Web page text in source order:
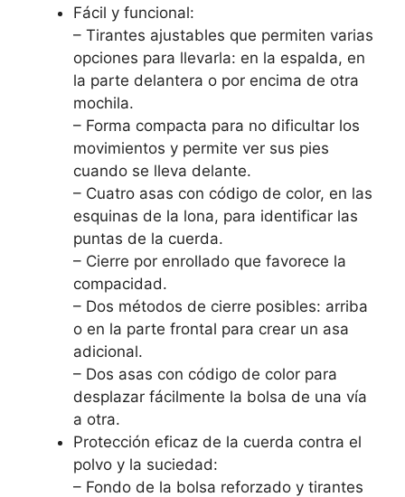
Fácil y funcional:
– Tirantes ajustables que permiten varias
opciones para llevarla: en la espalda, en
la parte delantera o por encima de otra
mochila.
– Forma compacta para no dificultar los
movimientos y permite ver sus pies
cuando se lleva delante.
– Cuatro asas con código de color, en las
esquinas de la lona, para identificar las
puntas de la cuerda.
– Cierre por enrollado que favorece la
compacidad.
– Dos métodos de cierre posibles: arriba
o en la parte frontal para crear un asa
adicional.
– Dos asas con código de color para
desplazar fácilmente la bolsa de una vía
a otra.
Protección eficaz de la cuerda contra el
polvo y la suciedad:
– Fondo de la bolsa reforzado y tirantes